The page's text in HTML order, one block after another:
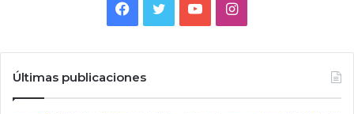
Facebook
TwitterYouTubeInstagram
Últimas publicaciones